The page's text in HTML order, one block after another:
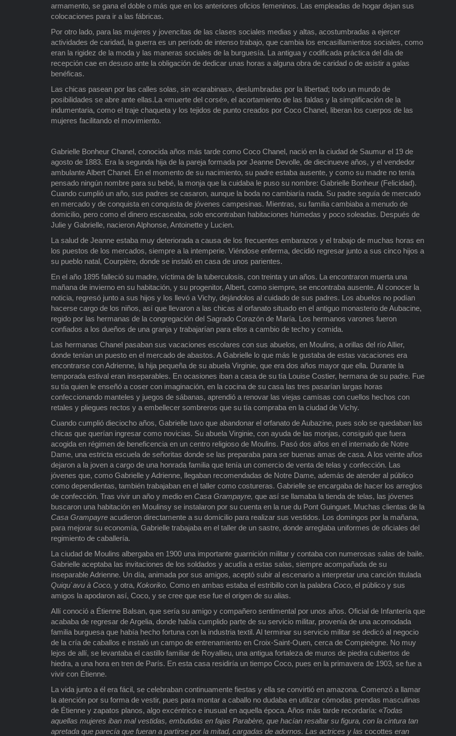
armamento, se gana el doble o más que en los anteriores oficios femeninos. Las empleadas de hogar dejan sus
colocaciones para ir a las fábricas.
Por otro lado, para las mujeres y jovencitas de las clases sociales medias y altas, acostumbradas a ejercer
actividades de caridad, la guerra es un período de intenso trabajo, que cambia los encasillamientos sociales, como
eran la rigidez de la moda y las maneras sociales de la burguesía. La antigua y codificada práctica del día de
recepción cae en desuso ante la obligación de dedicar unas horas a alguna obra de caridad o de asistir a galas
benéficas.
Las chicas pasean por las calles solas, sin «carabinas», deslumbradas por la libertad; todo un mundo de
posibilidades se abre ante ellas.La «muerte del corsé», el acortamiento de las faldas y la simplificación de la
indumentaria, como el traje chaqueta y los tejidos de punto creados por Coco Chanel, liberan los cuerpos de las
mujeres facilitando el movimiento.
Gabrielle Bonheur Chanel, conocida años más tarde como Coco Chanel, nació en la ciudad de Saumur el 19 de
agosto de 1883. Era la segunda hija de la pareja formada por Jeanne Devolle, de diecinueve años, y el vendedor
ambulante Albert Chanel. En el momento de su nacimiento, su padre estaba ausente, y como su madre no tenía
pensado ningún nombre para su bebé, la monja que la cuidaba le puso su nombre: Gabrielle Bonheur (Felicidad).
Cuando cumplió un año, sus padres se casaron, aunque la boda no cambiaría nada. Su padre seguía de mercado
en mercado y de conquista en conquista de jóvenes campesinas. Mientras, su familia cambiaba a menudo de
domicilio, pero como el dinero escaseaba, solo encontraban habitaciones húmedas y poco soleadas. Después de
Julie y Gabrielle, nacieron Alphonse, Antoinette y Lucien.
La salud de Jeanne estaba muy deteriorada a causa de los frecuentes embarazos y el trabajo de muchas horas en
los puestos de los mercados, siempre a la intemperie. Viéndose enferma, decidió regresar junto a sus cinco hijos a
su pueblo natal, Courpière, donde se instaló en casa de unos parientes.
En el año 1895 falleció su madre, víctima de la tuberculosis, con treinta y un años. La encontraron muerta una
mañana de invierno en su habitación, y su progenitor, Albert, como siempre, se encontraba ausente. Al conocer la
noticia, regresó junto a sus hijos y los llevó a Vichy, dejándolos al cuidado de sus padres. Los abuelos no podían
hacerse cargo de los niños, así que llevaron a las chicas al orfanato situado en el antiguo monasterio de Aubacine,
regido por las hermanas de la congregación del Sagrado Corazón de María. Los hermanos varones fueron
confiados a los dueños de una granja y trabajarían para ellos a cambio de techo y comida.
Las hermanas Chanel pasaban sus vacaciones escolares con sus abuelos, en Moulins, a orillas del río Allier,
donde tenían un puesto en el mercado de abastos. A Gabrielle lo que más le gustaba de estas vacaciones era
encontrarse con Adrienne, la hija pequeña de su abuela Virginie, que era dos años mayor que ella. Durante la
temporada estival eran inseparables. En ocasiones iban a casa de su tía Louise Costier, hermana de su padre. Fue
su tía quien le enseñó a coser con imaginación, en la cocina de su casa las tres pasarían largas horas
confeccionando manteles y juegos de sábanas, aprendió a renovar las viejas camisas con cuellos hechos con
retales y pliegues rectos y a embellecer sombreros que su tía compraba en la ciudad de Vichy.
Cuando cumplió dieciocho años, Gabrielle tuvo que abandonar el orfanato de Aubazine, pues solo se quedaban las
chicas que querían ingresar como novicias. Su abuela Virginie, con ayuda de las monjas, consiguió que fuera
acogida en régimen de beneficencia en un centro religioso de Moulins. Pasó dos años en el internado de Notre
Dame, una estricta escuela de señoritas donde se las preparaba para ser buenas amas de casa. A los veinte años
dejaron a la joven a cargo de una honrada familia que tenía un comercio de venta de telas y confección. Las
jóvenes que, como Gabrielle y Adrienne, llegaban recomendadas de Notre Dame, además de atender al público
como dependientas, también trabajaban en el taller como costureras. Gabrielle se encargaba de hacer los arreglos
de confección. Tras vivir un año y medio en Casa Grampayre, que así se llamaba la tienda de telas, las jóvenes
buscaron una habitación en Moulinsy se instalaron por su cuenta en la rue du Pont Guinguet. Muchas clientas de la
Casa Grampayre acudieron directamente a su domicilio para realizar sus vestidos. Los domingos por la mañana,
para mejorar su economía, Gabrielle trabajaba en el taller de un sastre, donde arreglaba uniformes de oficiales del
regimiento de caballería.
La ciudad de Moulins albergaba en 1900 una importante guarnición militar y contaba con numerosas salas de baile.
Gabrielle aceptaba las invitaciones de los soldados y acudía a estas salas, siempre acompañada de su
inseparable Adrienne. Un día, animada por sus amigos, aceptó subir al escenario a interpretar una canción titulada
Quiqu`avu à Coco, y otra, Kokoriko. Como en ambas estaba el estribillo con la palabra Coco, el público y sus
amigos la apodaron así, Coco, y se cree que ese fue el origen de su alias.
Allí conoció a Étienne Balsan, que sería su amigo y compañero sentimental por unos años. Oficial de Infantería que
acababa de regresar de Argelia, donde había cumplido parte de su servicio militar, provenía de una acomodada
familia burguesa que había hecho fortuna con la industria textil. Al terminar su servicio militar se dedicó al negocio
de la cría de caballos e instaló un campo de entrenamiento en Croix-Saint-Ouen, cerca de Compieègne. No muy
lejos de allí, se levantaba el castillo familiar de Royallieu, una antigua fortaleza de muros de piedra cubiertos de
hiedra, a una hora en tren de París. En esta casa residiría un tiempo Coco, pues en la primavera de 1903, se fue a
vivir con Étienne.
La vida junto a él era fácil, se celebraban continuamente fiestas y ella se convirtió en amazona. Comenzó a llamar
la atención por su forma de vestir, pues para montar a caballo no dudaba en utilizar cómodas prendas masculinas
de Étienne y zapatos planos, algo excéntrico e inusual en aquella época. Años más tarde recordaría: «Todas
aquellas mujeres iban mal vestidas, embutidas en fajas Parabère, que hacían resaltar su figura, con la cintura tan
apretada que parecía que fueran a partirse por la mitad, cargadas de adornos. Las actrices y las cocottes eran